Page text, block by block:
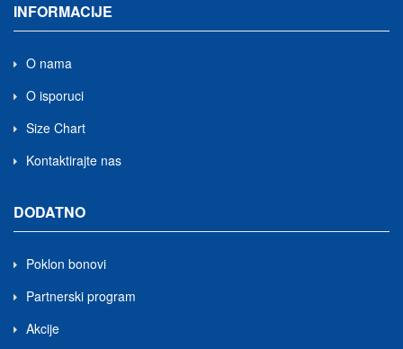
INFORMACIJE
O nama
O isporuci
Size Chart
Kontaktirajte nas
DODATNO
Poklon bonovi
Partnerski program
Akcije